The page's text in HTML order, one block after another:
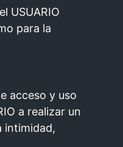
USUARIO
para la
acceso y uso
a realizar un
intimidad,